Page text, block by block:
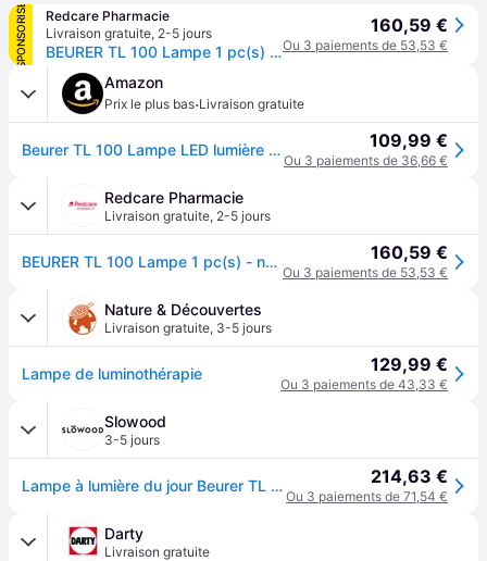
SPONSORISÉ
Redcare Pharmacie
Livraison gratuite, 2-5 jours
BEURER TL 100 Lampe 1 pc(s) - no_data
160,59 €
Ou 3 paiements de 53,53 €
Amazon
Prix le plus bas·Livraison gratuite
Beurer TL 100 Lampe LED lumière du jour et lumière d'ambiance 2 en 1, avec fonction de changement de couleur, commande pratique par application 109,99 €
Ou 3 paiements de 36,66 €
Redcare Pharmacie
Livraison gratuite, 2-5 jours
BEURER TL 100 Lampe 1 pc(s) - no_data 160,59 €
Ou 3 paiements de 53,53 €
Nature & Découvertes
Livraison gratuite, 3-5 jours
Lampe de luminothérapie 129,99 €
Ou 3 paiements de 43,33 €
Slowood
3-5 jours
Lampe à lumière du jour Beurer TL 100 - Blanc 214,63 €
Ou 3 paiements de 71,54 €
Darty
Livraison gratuite